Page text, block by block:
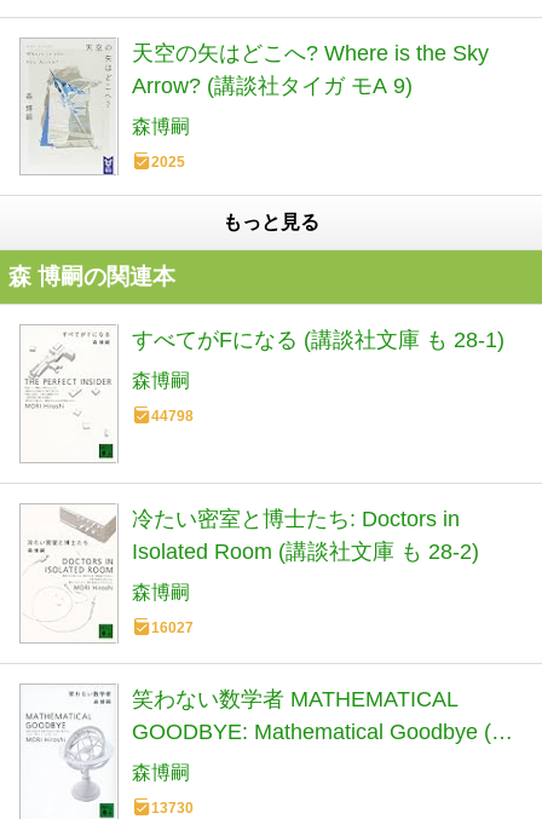
天空の矢はどこへ? Where is the Sky
Arrow? (講談社タイガ モA 9)
森博嗣
2025
もっと見る
森 博嗣の関連本
すべてがFになる (講談社文庫 も 28-1)
森博嗣
44798
冷たい密室と博士たち: Doctors in
Isolated Room (講談社文庫 も 28-2)
森博嗣
16027
笑わない数学者 MATHEMATICAL
GOODBYE: Mathematical Goodbye (講
談社文庫 も 28-3)
森博嗣
13730